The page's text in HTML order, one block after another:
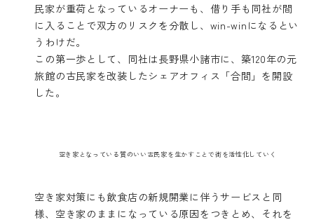
民家が重荷となっているオーナーも、借り手も同社が間
に入ることで双方のリスクを分散し、win-winになるとい
うわけだ。
この第一歩として、同社は長野県小諸市に、築120年の元
旅館の古民家を改装したシェアオフィス「合間」を開設
した。
空き家となっている質のいい古民家を生かすことで街を活性化していく
空き家対策にも飲食店の新規開業に伴うサービスと同
様、空き家のままになっている原因をつきとめ、それを